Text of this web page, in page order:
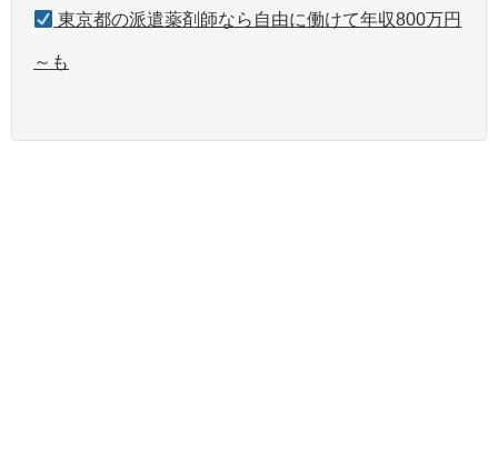
東京都の派遣薬剤師なら自由に働けて年収800万円
～も